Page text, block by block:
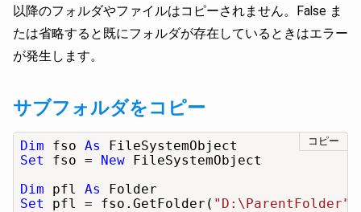
以降のフォルダやファイルはコピーされません。False ま
たは省略すると既にフォルダが存在しているときはエラー
が発生します。
サブフォルダをコピー
コピー
Dim fso As
Set
fso = New FileSystemObject
Dim pfl As
Set
pfl = fso.GetFolder( "D:\ParentFolder"